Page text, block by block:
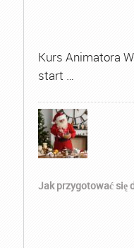
Kurs Animatora
start …
Jak przygotować się